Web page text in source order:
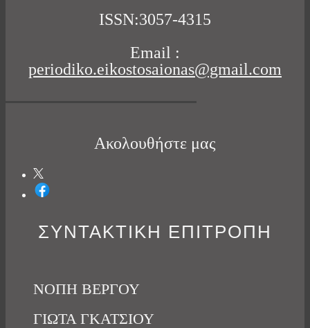
ISSN:3057-4315
Email :
periodiko.eikostosaionas@gmail.com
Ακολουθήστε μας
ΣΥΝΤΑΚΤΙΚΗ ΕΠΙΤΡΟΠΗ
ΝΟΠΗ ΒΕΡΓΟΥ
ΓΙΩΤΑ ΓΚΑΤΣΙΟΥ